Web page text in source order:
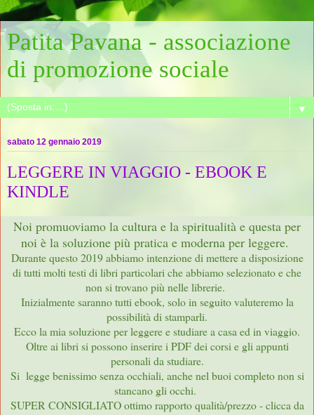
Patita Pavana - associazione
di promozione sociale
▼
sabato 12 gennaio 2019
LEGGERE IN VIAGGIO - EBOOK E
KINDLE
Noi promuoviamo la cultura e la spiritualità e questa per
noi è la soluzione più pratica e moderna per leggere.
Durante questo 2019 abbiamo intenzione di mettere a disposizione
di tutti molti testi di libri particolari che abbiamo selezionato e che
non si trovano più nelle librerie.
Inizialmente saranno tutti ebook, solo in seguito valuteremo la
possibilità di stamparli.
Ecco la mia soluzione per leggere e studiare a casa ed in viaggio.
Oltre ai libri si possono inserire i PDF dei corsi e gli appunti
personali da studiare.
Si legge benissimo senza occhiali, anche nel buoi completo non si
stancano gli occhi.
SUPER CONSIGLIATO ottimo rapporto qualità/prezzo - clicca da